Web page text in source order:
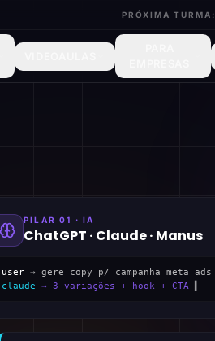
PRÓXIMA TURMA:
PILAR 01 · IA
ChatGPT · Claude · Manus
user → gere copy p/ campanha meta ads
claude → 3 variações + hook + CTA